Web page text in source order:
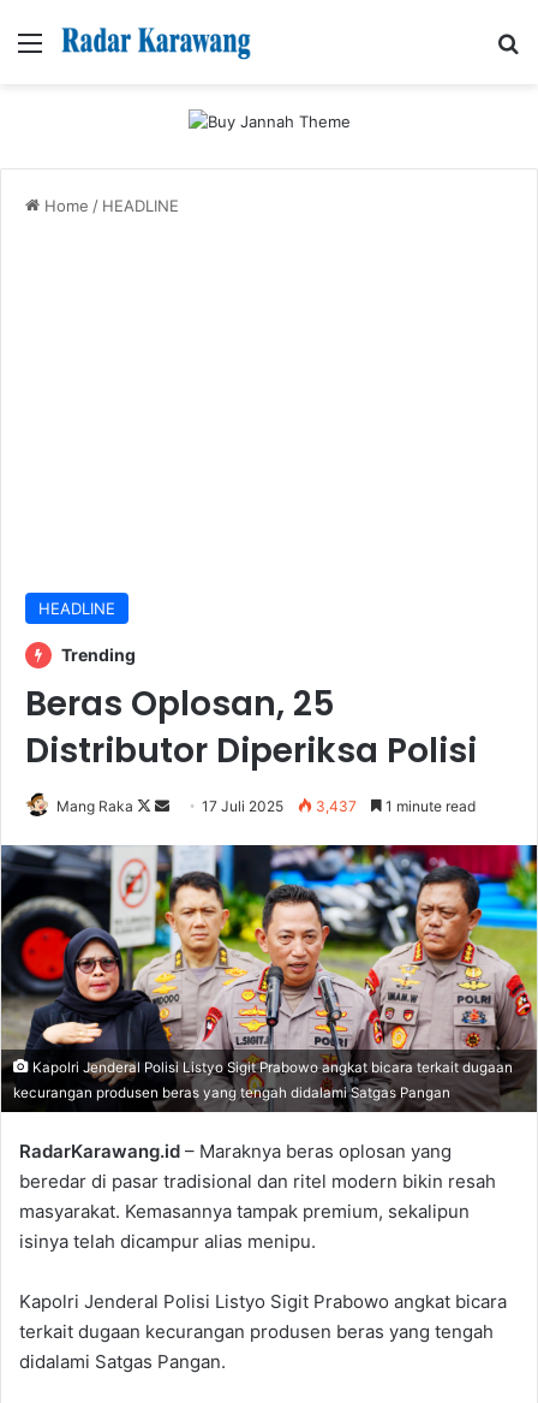
Menu
Home / HEADLINE
HEADLINE
Trending
Beras Oplosan, 25
Distributor Diperiksa Polisi
Mang Raka
Follow
X
Send
email
17 Juli 2025 3,437 1 minute read
Kapolri Jenderal Polisi Listyo Sigit Prabowo angkat bicara terkait dugaan
kecurangan produsen beras yang tengah didalami Satgas Pangan
RadarKarawang.id – Maraknya beras oplosan yang
beredar di pasar tradisional dan ritel modern bikin resah
masyarakat. Kemasannya tampak premium, sekalipun
isinya telah dicampur alias menipu.
Kapolri Jenderal Polisi Listyo Sigit Prabowo angkat bicara
terkait dugaan kecurangan produsen beras yang tengah
didalami Satgas Pangan.